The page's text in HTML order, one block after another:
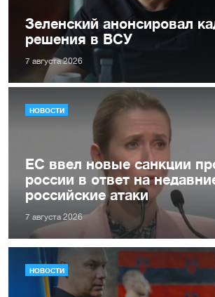
Зеленский анонсировал
решения в ВСУ
7 августа 2026
НОВОСТИ
ЕС ввел новые санкции
россии в ответ на
российские атаки
7 августа 2026
НОВОСТИ